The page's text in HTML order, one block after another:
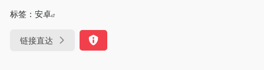
标签： 安卓
链接直达